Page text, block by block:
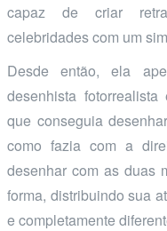
capaz de criar
celebridades com um
Desde então, ela
desenhista
que conseguia
como fazia com a
desenhar com as duas
forma, distribuindo sua
e completamente